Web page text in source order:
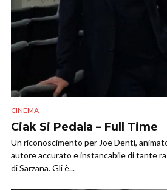
CINEMA
Ciak Si Pedala – Full Time
Un riconoscimento per Joe Denti,
autore accurato e instancabile di tante
di Sarzana. Gli è...